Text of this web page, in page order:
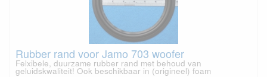
Rubber rand voor Jamo 703 woofer
Felxibele, duurzame rubber rand met behoud van
geluidskwaliteit! Ook beschikbaar in (origineel) foam